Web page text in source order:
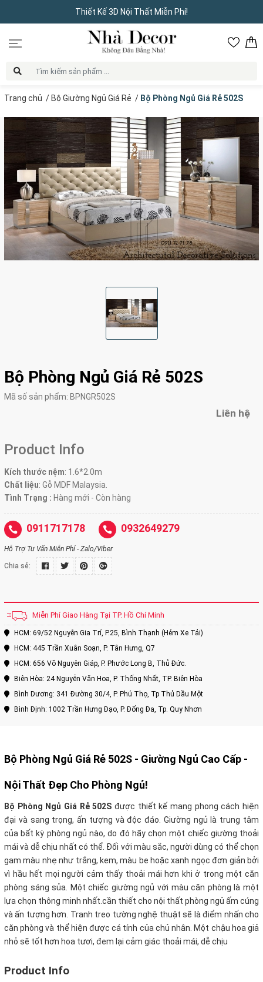
Thiết Kế 3D Nội Thất Miễn Phí!
Trang chủ / Bộ Giường Ngủ Giá Rẻ / Bộ Phòng Ngủ Giá Rẻ 502S
Bộ Phòng Ngủ Giá Rẻ 502S
Mã số sản phẩm: BPNGR502S
Liên hệ
Product Info
Kích thước nệm: 1.6*2.0m
Chất liệu: Gỗ MDF Malaysia.
Tình Trạng : Hàng mới - Còn hàng
0911717178 0932649279
Hỗ Trợ Tư Vấn Miễn Phí - Zalo/Viber
Chia sẻ:
Miễn Phí Giao Hàng Tại TP. Hồ Chí Minh
HCM: 69/52 Nguyễn Gia Trí, P.25, Bình Thạnh (Hẻm Xe Tải)
HCM: 445 Trần Xuân Soạn, P. Tân Hưng, Q7
HCM: 656 Võ Nguyên Giáp, P. Phước Long B, Thủ Đức.
Biên Hòa: 24 Nguyễn Văn Hoa, P. Thống Nhất, TP. Biên Hòa
Bình Dương: 341 Đường 30/4, P. Phú Thọ, Tp Thủ Dầu Một
Bình Định: 1002 Trần Hưng Đạo, P. Đống Đa, Tp. Quy Nhơn
Bộ Phòng Ngủ Giá Rẻ 502S - Giường Ngủ Cao Cấp -
Nội Thất Đẹp Cho Phòng Ngủ!
Bộ Phòng Ngủ Giá Rẻ 502S được thiết kế mang phong cách hiện
đại và sang trọng, ấn tượng và độc đáo. Giường ngủ là trung tâm
của bất kỳ phòng ngủ nào, do đó hãy chọn một chiếc giường thoải
mái và dễ chịu nhất có thể. Đối với màu sắc, người dùng có thể chọn
gam màu nhẹ như trắng, kem, màu be hoặc xanh ngọc đơn giản bởi
vì hầu hết mọi người cảm thấy thoải mái hơn khi ở trong một căn
phòng sáng sủa. Một chiếc giường ngủ với màu căn phòng là một
lựa chọn thông minh nhất.cần thiết cho nội thất phòng ngủ ấm cúng
và ấn tượng hơn. Tranh treo tường nghệ thuật sẽ là điểm nhấn cho
căn phòng và thể hiện được cá tính của chủ nhân. Một chậu hoa giả
nhỏ sẽ tốt hơn hoa tươi, đem lại cảm giác thoải mái, dễ chịu
Product Info